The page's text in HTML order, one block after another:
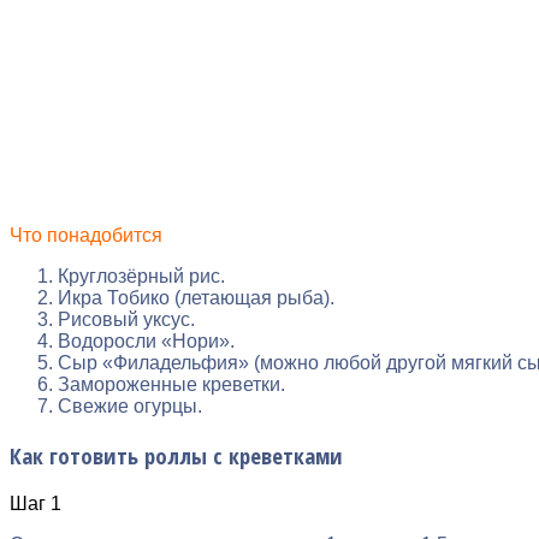
Что понадобится
Круглозёрный рис.
Икра Тобико (летающая рыба).
Рисовый уксус.
Водоросли «Нори».
Сыр «Филадельфия» (можно любой другой мягкий
Замороженные креветки.
Свежие огурцы.
Как готовить роллы с креветками
Шаг 1